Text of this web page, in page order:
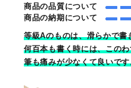
商品の品質について
商品の納期について
等級Aのものは、滑らかで書
何百本も書く時には、この
筆も痛みが少なくて良いで